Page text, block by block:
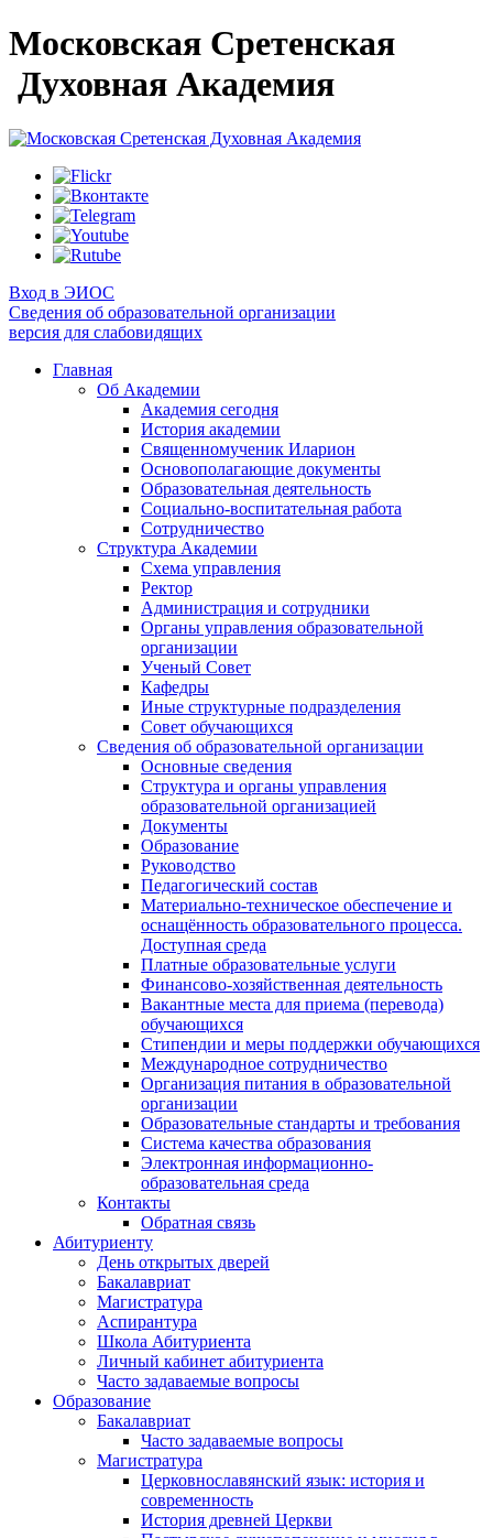
Московская Сретенская
Духовная Академия
Вход в ЭИОС
Сведения об образовательной организации
версия для слабовидящих
Главная
Об Академии
Академия сегодня
История академии
Священномученик Иларион
Основополагающие документы
Образовательная деятельность
Социально-воспитательная работа
Сотрудничество
Структура Академии
Схема управления
Ректор
Администрация и сотрудники
Органы управления образовательной
организации
Ученый Совет
Кафедры
Иные структурные подразделения
Совет обучающихся
Сведения об образовательной организации
Основные сведения
Структура и органы управления
образовательной организацией
Документы
Образование
Руководство
Педагогический состав
Материально-техническое обеспечение и
оснащённость образовательного процесса.
Доступная среда
Платные образовательные услуги
Финансово-хозяйственная деятельность
Вакантные места для приема (перевода)
обучающихся
Стипендии и меры поддержки обучающихся
Международное сотрудничество
Организация питания в образовательной
организации
Образовательные стандарты и требования
Система качества образования
Электронная информационно-
образовательная среда
Контакты
Обратная связь
Абитуриенту
День открытых дверей
Бакалавриат
Магистратура
Аспирантура
Школа Абитуриента
Личный кабинет абитуриента
Часто задаваемые вопросы
Образование
Бакалавриат
Часто задаваемые вопросы
Магистратура
Церковнославянский язык: история и
современность
История древней Церкви